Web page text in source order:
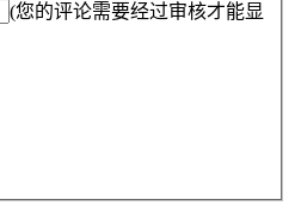
(您的评论需要经过审核才能显